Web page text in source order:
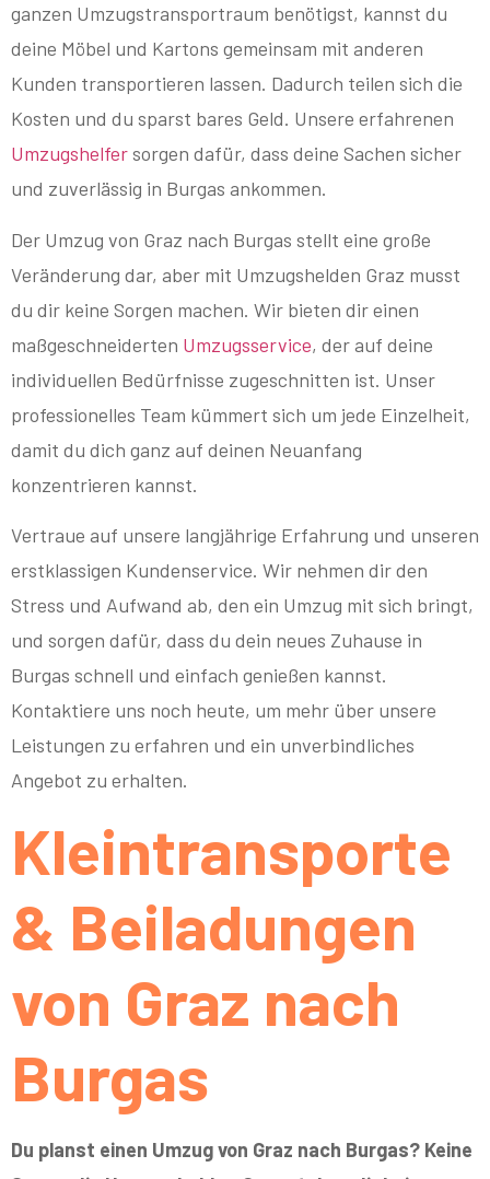
ganzen Umzugstransportraum benötigst, kannst du
deine Möbel und Kartons gemeinsam mit anderen
Kunden transportieren lassen. Dadurch teilen sich die
Kosten und du sparst bares Geld. Unsere erfahrenen
Umzugshelfersorgen dafür, dass deine Sachen sicher
und zuverlässig in Burgas ankommen.
Der Umzug von Graz nach Burgas stellt eine große
Veränderung dar, aber mit Umzugshelden Graz musst
du dir keine Sorgen machen. Wir bieten dir einen
maßgeschneiderten Umzugsservice, der auf deine
individuellen Bedürfnisse zugeschnitten ist. Unser
professionelles Team kümmert sich um jede Einzelheit,
damit du dich ganz auf deinen Neuanfang
konzentrieren kannst.
Vertraue auf unsere langjährige Erfahrung und unseren
erstklassigen Kundenservice. Wir nehmen dir den
Stress und Aufwand ab, den ein Umzug mit sich bringt,
und sorgen dafür, dass du dein neues Zuhause in
Burgas schnell und einfach genießen kannst.
Kontaktiere uns noch heute, um mehr über unsere
Leistungen zu erfahren und ein unverbindliches
Angebot zu erhalten.
Kleintransporte
& Beiladungen
von Graz nach
Burgas
Du planst einen Umzug von Graz nach Burgas? Keine